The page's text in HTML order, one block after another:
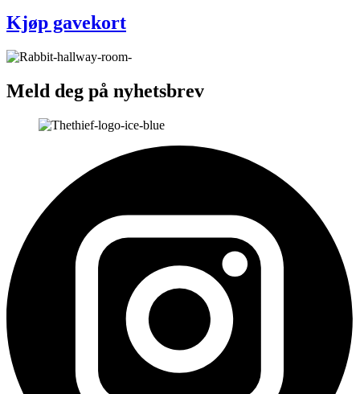
Kjøp gavekort
Meld deg på nyhetsbrev